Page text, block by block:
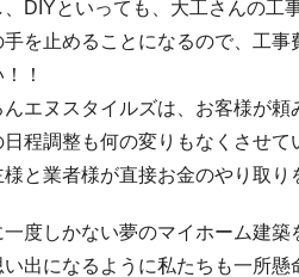
、DIYといっても、大工さんの工
手を止めることになるので、工
！
んエヌスタイルズは、お客様が
日程調整も何の変りもなくさせて
様と業者様が直接お金のやり取
度しかない夢のマイホーム建築
い出になるように私たちも一所懸